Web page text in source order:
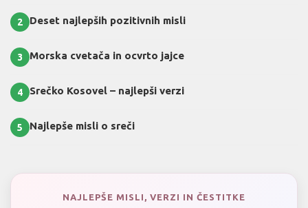
2 Deset najlepših pozitivnih misli
3 Morska cvetača in ocvrto jajce
4 Srečko Kosovel – najlepši verzi
5 Najlepše misli o sreči
NAJLEPŠE MISLI, VERZI IN ČESTITKE